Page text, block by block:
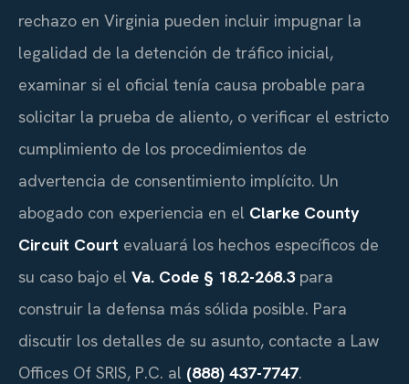
rechazo en Virginia pueden incluir impugnar la
legalidad de la detención de tráfico inicial,
examinar si el oficial tenía causa probable para
solicitar la prueba de aliento, o verificar el estricto
cumplimiento de los procedimientos de
advertencia de consentimiento implícito. Un
abogado con experiencia en el Clarke County
Circuit Court evaluará los hechos específicos de
su caso bajo el Va. Code § 18.2-268.3para
construir la defensa más sólida posible. Para
discutir los detalles de su asunto, contacte a Law
Offices Of SRIS, P.C. al (888) 437-7747.